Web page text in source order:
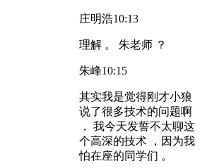
庄明浩10:13
理解 。 朱老师 ？
朱峰10:15
其实我是觉得刚才小狼
说了很多技术的问题啊
， 我今天发誓不太聊这
个高深的技术 ，因为我
怕在座的同学们 。